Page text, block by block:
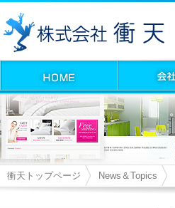
衝天トップページ News＆Topics